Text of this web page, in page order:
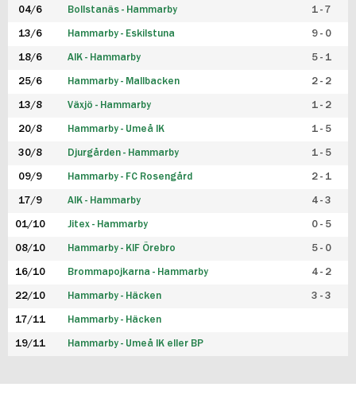
04/6 Bollstanäs - Hammarby 1 - 7
13/6 Hammarby - Eskilstuna 9 - 0
18/6 AIK - Hammarby 5 - 1
25/6 Hammarby - Mallbacken 2 - 2
13/8 Växjö - Hammarby 1 - 2
20/8 Hammarby - Umeå IK 1 - 5
30/8 Djurgården - Hammarby 1 - 5
09/9 Hammarby - FC Rosengård 2 - 1
17/9 AIK - Hammarby 4 - 3
01/10 Jitex - Hammarby 0 - 5
08/10 Hammarby - KIF Örebro 5 - 0
16/10 Brommapojkarna - Hammarby 4 - 2
22/10 Hammarby - Häcken 3 - 3
17/11 Hammarby - Häcken
19/11 Hammarby - Umeå IK eller BP